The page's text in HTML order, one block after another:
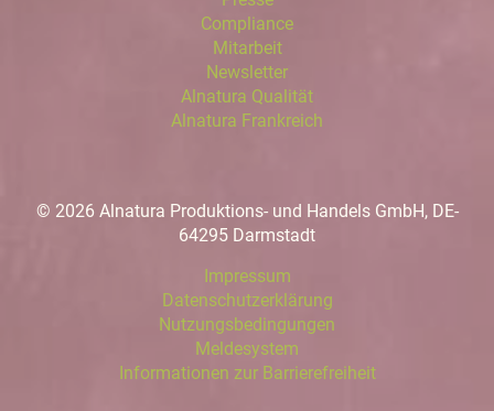
Compliance
Mitarbeit
Newsletter
Alnatura Qualität
Alnatura Frankreich
© 2026 Alnatura Produktions- und Handels GmbH, DE-
64295 Darmstadt
Impressum
Datenschutzerklärung
Nutzungsbedingungen
Meldesystem
Informationen zur Barrierefreiheit